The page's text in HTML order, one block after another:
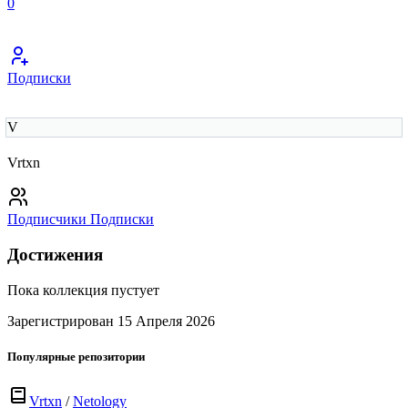
0
Подписки
V
Vrtxn
Подписчики Подписки
Достижения
Пока коллекция пустует
Зарегистрирован 15 Апреля 2026
Популярные репозитории
Vrtxn /Netology